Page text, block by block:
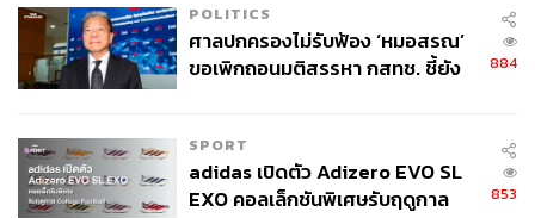
POLITICS
ศาลปกครองไม่รับฟ้อง ‘หมอสรณ’
ขอเพิกถอนมติสรรหา กสทช. ชี้ยัง
884
SPORT
adidas เปิดตัว Adizero EVO SL
EXO คอลเล็กชันพิเศษรับฤดูกาล
853